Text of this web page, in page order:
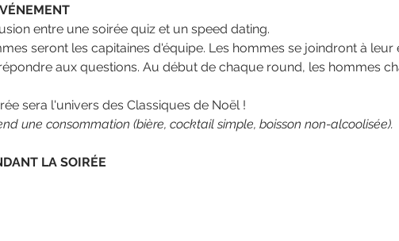
entre une soirée quiz et un speed dating.
seront les capitaines d'équipe. Les hommes se joindront à leur
aux questions. Au début de chaque round, les hommes
sera l'univers des Classiques de Noël !
une consommation (bière, cocktail simple, boisson non-alcoolisée).
LA SOIRÉE